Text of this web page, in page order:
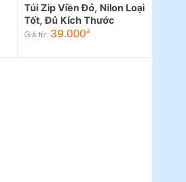
Túi Zip Viền Đỏ, Nilon Loại
Tốt, Đủ Kích Thước
Giá từ: 39.000đ